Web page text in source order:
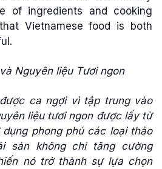
of ingredients and cooking
Vietnamese food is both
Nguyên liệu Tươi ngon
ca ngợi vì tập trung vào
liệu tươi ngon được lấy từ
phong phú các loại thảo
sản không chỉ tăng cường
nó trở thành sự lựa chọn